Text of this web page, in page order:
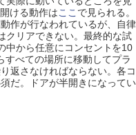
ける動作はここ で見られる。
作が行なわれているが、自律
クリアできない。最終的な試
中から任意にコンセントを10
すべての場所に移動してプラ
返さなければならない。各コ
だ。ドアが半開きになってい